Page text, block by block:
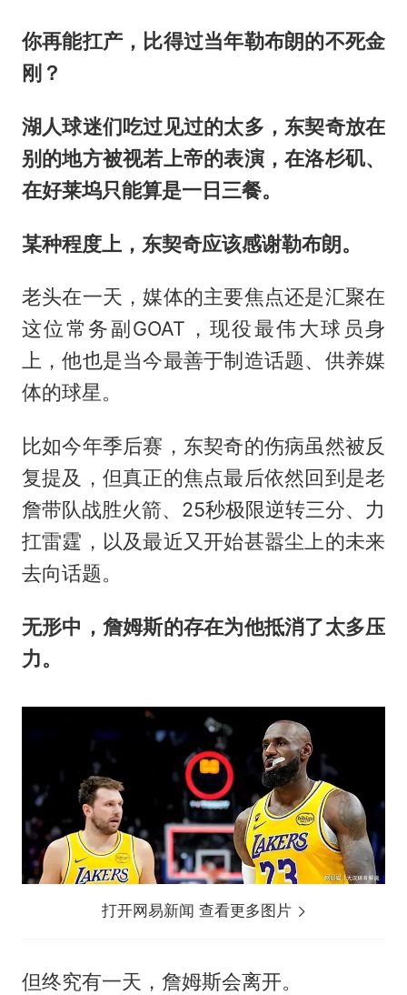
你再能扛产，比得过当年勒布朗的不死金
刚？
湖人球迷们吃过见过的太多，东契奇放在
别的地方被视若上帝的表演，在洛杉矶、
在好莱坞只能算是一日三餐。
某种程度上，东契奇应该感谢勒布朗。
老头在一天，媒体的主要焦点还是汇聚在
这位常务副GOAT，现役最伟大球员身
上，他也是当今最善于制造话题、供养媒
体的球星。
比如今年季后赛，东契奇的伤病虽然被反
复提及，但真正的焦点最后依然回到是老
詹带队战胜火箭、25秒极限逆转三分、力
扛雷霆，以及最近又开始甚嚣尘上的未来
去向话题。
无形中，詹姆斯的存在为他抵消了太多压
力。
打开网易新闻 查看更多图片
但终究有一天，詹姆斯会离开。